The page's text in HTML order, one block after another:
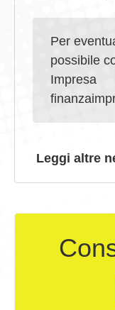
Per
possibile
Impresa
Leggi altre